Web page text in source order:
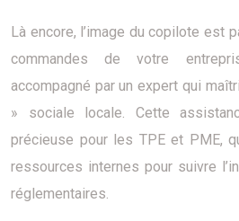
Là encore, l’image du copilote est
commandes de votre
accompagné par un expert qui
» sociale locale. Cette
précieuse pour les TPE et PME,
ressources internes pour suivre
réglementaires.